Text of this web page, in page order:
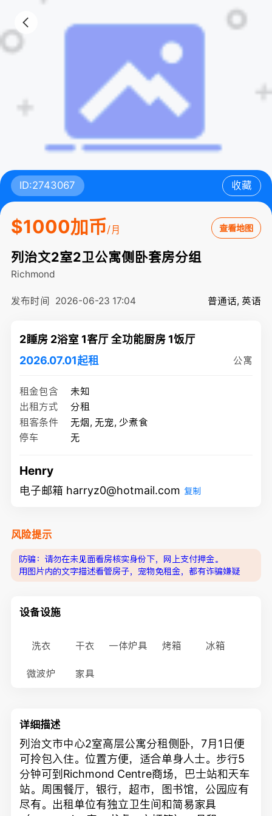
ID:2743067 收藏
$1000加币/月 查看地图
列治文2室2卫公寓侧卧套房分组
Richmond
发布时间 2026-06-23 17:04 普通话, 英语
2睡房 2浴室 1客厅 全功能厨房 1饭厅
2026.07.01起租
公寓
租金包含
未知
出租方式
分租
租客条件
无烟, 无宠, 少煮食
停车
无
Henry
电子邮箱 harryz0@hotmail.com 复制
风险提示
防骗：请勿在未见面看房核实身份下，网上支付押金。
用图片内的文字描述看管房子，宠物免租金，都有诈骗嫌疑
设备设施
洗衣 干衣 一体炉具 烤箱 冰箱
微波炉 家具
详细描述
列治文市中心2室高层公寓分租侧卧，7月1日便
可拎包入住。位置方便，适合单身人士。步行5
分钟可到Richmond Centre商场，巴士站和天车
站。周围餐厅，银行，超市，图书馆，公园应有
尽有。出租单位有独立卫生间和简易家具